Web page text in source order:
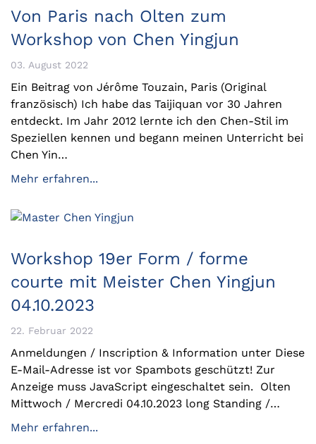
Von Paris nach Olten zum
Workshop von Chen Yingjun
03. August 2022
Ein Beitrag von Jérôme Touzain, Paris (Original
französisch) Ich habe das Taijiquan vor 30 Jahren
entdeckt. Im Jahr 2012 lernte ich den Chen-Stil im
Speziellen kennen und begann meinen Unterricht bei
Chen Yin…
Mehr erfahren...
Workshop 19er Form / forme
courte mit Meister Chen Yingjun
04.10.2023
22. Februar 2022
Anmeldungen / Inscription & Information unter Diese
E-Mail-Adresse ist vor Spambots geschützt! Zur
Anzeige muss JavaScript eingeschaltet sein. Olten
Mittwoch / Mercredi 04.10.2023 long Standing /…
Mehr erfahren...